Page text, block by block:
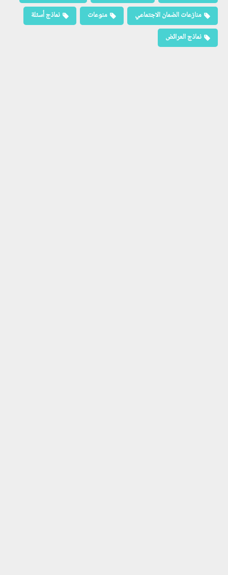
منازعات الضمان الاجتماعي
منوعات
نماذج أسئلة
نماذج العرائض